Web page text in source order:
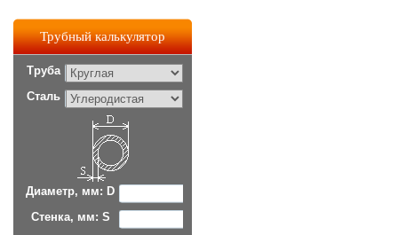
Трубный калькулятор
Труба
Сталь
Диаметр, мм: D
Стенка, мм: S